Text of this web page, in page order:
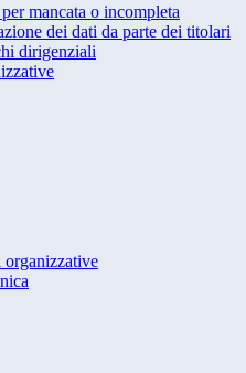
mancata o incompleta
dei dati da parte dei titolari
dirigenziali
organizzative